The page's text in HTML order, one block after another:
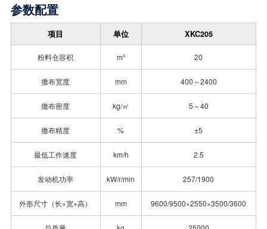
参数配置
项目 单位 XKC205
粉料仓容积 m³ 20
撒布宽度 mm 400～2400
撒布密度 kg/㎡ 5～40
撒布精度 % ±5
最低工作速度 km/h 2.5
发动机功率 kW/r/min 257/1900
外形尺寸（长×宽×高） mm 9600/9500×2550×3500/3600